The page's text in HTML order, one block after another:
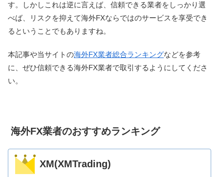
す。しかしこれは逆に言えば、信頼できる業者をしっかり選
べば、リスクを抑えて海外FXならではのサービスを享受でき
るということでもありますね。
本記事や当サイトの海外FX業者総合ランキングなどを参考
に、ぜひ信頼できる海外FX業者で取引するようにしてくださ
い。
海外FX業者のおすすめランキング
XM(XMTrading)